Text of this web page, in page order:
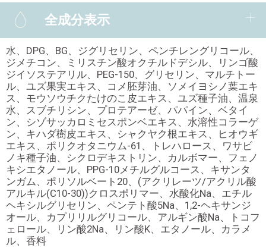
全成分表示
水、DPG、BG、ジグリセリン、ペンチレングリコール、
ジメチコン、ミリスチン酸オクチルドデシル、リンゴ酸
ジイソステアリル、PEG-150、グリセリン、マルチトー
ル、ユズ果実エキス、コメ胚芽油、ソメイヨシノ葉エキ
ス、モウソウチクたけのこ皮エキス、ユズ種子油、温泉
水、スブチリシン、プロテアーゼ、パパイン、ベタイ
ン、シゾサッカロミセスポンベエキス、水溶性コラーゲ
ン、キハダ樹皮エキス、シャクヤク根エキス、ヒオウギ
エキス、ポリクオタニウム-61、トレハロース、ワサビ
ノキ種子油、シクロデキストリン、カルボマー、フェノ
キシエタノール、PPG-10メチルグルコース、キサンタ
ンガム、ポリソルベート20、(アクリレーツ/アクリル酸
アルキル(C10-30))クロスポリマー、水酸化Na、エチル
ヘキシルグリセリン、ペンテト酸5Na、1,2-ヘキサンジ
オール、カプリリルグリコール、アルギン酸Na、トコフ
ェロール、リン酸2Na、リン酸K、エタノール、カラメ
ル、香料